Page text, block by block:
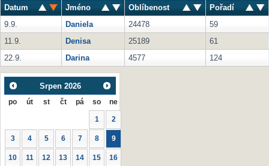
Datum Jméno Oblíbenost
Pořadí
9.9.
Daniela 24478
59
11.9.
Denisa 25189
61
22.9.
Darina 4577 124
Srpen 2026
po út st čt pá so ne
1 2
3 4 5 6 7 8 9
10 11 12 13 14 15 16